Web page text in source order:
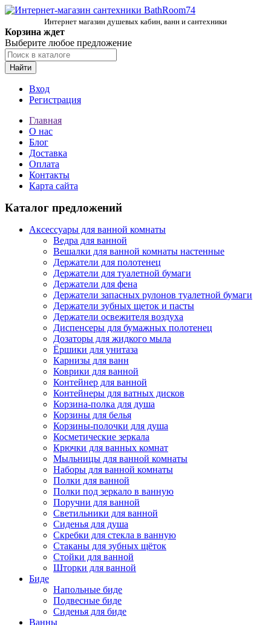
Интернет магазин душевых кабин, ванн и сантехники
Корзина ждет
Выберите любое предложение
Найти
Вход
Регистрация
Главная
О нас
Блог
Доставка
Оплата
Контакты
Карта сайта
Каталог предложений
Аксессуары для ванной комнаты
Ведра для ванной
Вешалки для ванной комнаты настенные
Держатели для полотенец
Держатели для туалетной бумаги
Держатели для фена
Держатели запасных рулонов туалетной бумаги
Держатели зубных щеток и пасты
Держатели освежителя воздуха
Диспенсеры для бумажных полотенец
Дозаторы для жидкого мыла
Ёршики для унитаза
Карнизы для ванн
Коврики для ванной
Контейнер для ванной
Контейнеры для ватных дисков
Корзина-полка для душа
Корзины для белья
Корзины-полочки для душа
Косметические зеркала
Крючки для ванных комнат
Мыльницы для ванной комнаты
Наборы для ванной комнаты
Полки для ванной
Полки под зеркало в ванную
Поручни для ванной
Светильники для ванной
Сиденья для душа
Скребки для стекла в ванную
Стаканы для зубных щёток
Стойки для ванной
Шторки для ванной
Биде
Напольные биде
Подвесные биде
Сиденья для биде
Ванны